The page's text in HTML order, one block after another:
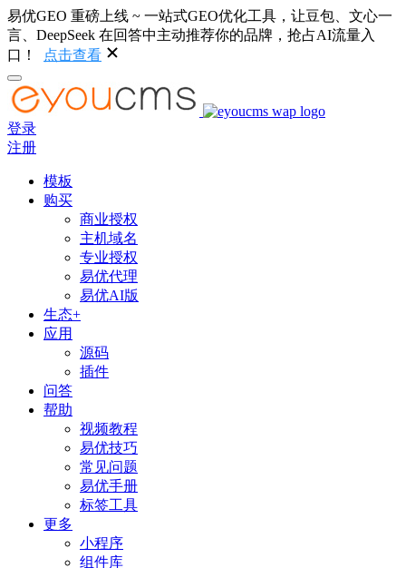
易优GEO 重磅上线 ~ 一站式GEO优化工具，让豆包、文心一
言、DeepSeek 在回答中主动推荐你的品牌，抢占AI流量入
口！
点击查看
登录
注册
模板
购买
商业授权
主机域名
专业授权
易优代理
易优AI版
生态+
应用
源码
插件
问答
帮助
视频教程
易优技巧
常见问题
易优手册
标签工具
更多
小程序
组件库